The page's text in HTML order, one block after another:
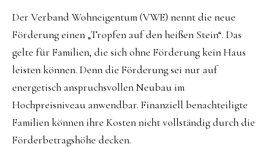
Der Verband Wohneigentum (VWE) nennt die neue
Förderung einen „Tropfen auf den heißen Stein“. Das
gelte für Familien, die sich ohne Förderung kein Haus
leisten können. Denn die Förderung sei nur auf
energetisch anspruchsvollen Neubau im
Hochpreisniveau anwendbar. Finanziell benachteiligte
Familien können ihre Kosten nicht vollständig durch die
Förderbetragshöhe decken.